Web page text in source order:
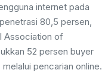
internet pada
80,5 persen,
Association of
52 persen buyer
pencarian online.